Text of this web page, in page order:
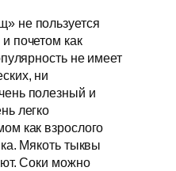
не пользуется
почетом как
не имеет
ни
полезный и
легко
как взрослого
Мякоть тыквы
Соки можно